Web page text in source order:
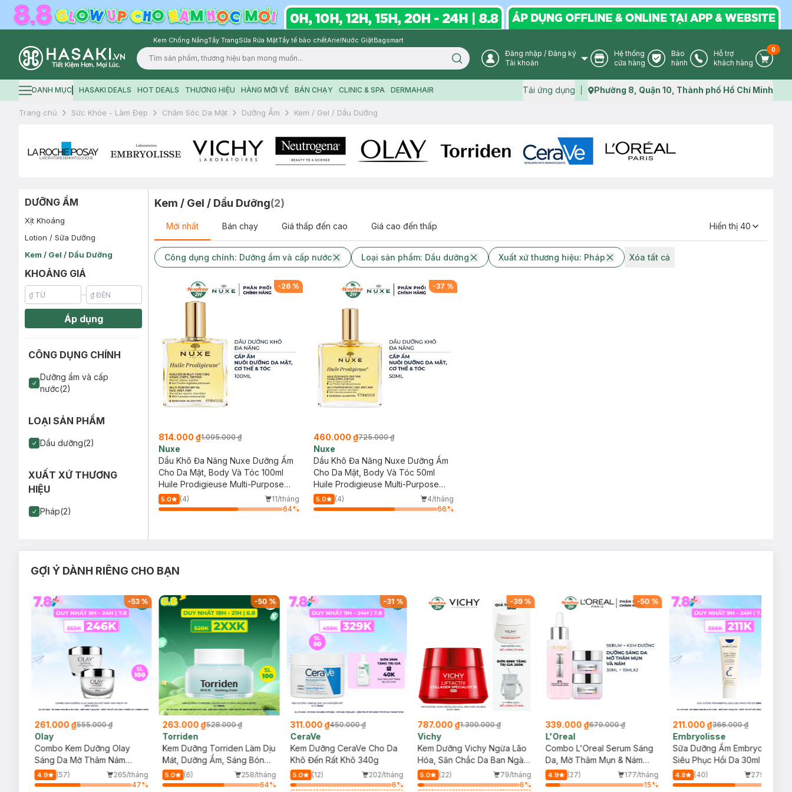
Kem Chống NắngTẩy TrangSữa Rửa MặtTẩy tế bào chếtArielNước GiặtBagsmart
Logo
Search icon User Icon
Đăng nhập / Đăng ký
Tài khoản
Store Icon
Hệ thống
cửa hàng
Warranty Icon
Bảo
hành
Phone Icon
Hỗ trợ
khách hàng
Cart
0
Hamburger icon
DANH MỤC HASAKI DEALS HOT DEALS THƯƠNG HIỆU HÀNG MỚI VỀ BÁN CHẠY CLINIC & SPA DERMAHAIR Tải ứng dụng Map icon
Phường 8, Quận 10, Thành phố Hồ Chí Minh
Trang chủ Sức Khỏe - Làm Đẹp Chăm Sóc Da Mặt Dưỡng Ẩm Kem / Gel / Dầu Dưỡng
DƯỠNG ẨM
Xịt Khoáng
Lotion / Sữa Dưỡng
Kem / Gel / Dầu Dưỡng
KHOẢNG GIÁ
Áp dụng
CÔNG DỤNG CHÍNH
Dưỡng ẩm và cấp
nước(2)
LOẠI SẢN PHẨM
Dầu dưỡng(2)
XUẤT XỨ THƯƠNG
HIỆU
Pháp(2)
Kem / Gel / Dầu Dưỡng(2)
Mới nhất Bán chạy Giá thấp đến cao Giá cao đến thấp Hiển thị 40
Công dụng chính: Dưỡng ẩm và cấp nước Loại sản phẩm: Dầu dưỡng Xuất xứ thương hiệu: Pháp Xóa tất cả
-26%
814.000 ₫1.095.000 ₫
Nuxe
Dầu Khô Đa Năng Nuxe Dưỡng Ẩm
Cho Da Mặt, Body Và Tóc 100ml
Huile Prodigieuse Multi-Purpose
Dry Oil
5.0 (4)
11/tháng
64%
-37 %
460.000 ₫725.000 ₫
Nuxe
Dầu Khô Đa Năng Nuxe Dưỡng Ẩm
Cho Da Mặt, Body Và Tóc 50ml
Huile Prodigieuse Multi-Purpose
Dry Oil
5.0 (4)
4/tháng
66%
GỢI Ý DÀNH RIÊNG CHO BẠN
-53%
261.000 ₫555.000 ₫
Olay
Combo Kem Dưỡng Olay
Sáng Da Mờ Thâm Nám
Ngày Và Đêm 50gx2
4.9 (57)
265/tháng
47%
-50 %
263.000 ₫528.000 ₫
Torriden
Kem Dưỡng Torriden Làm Dịu
Mát, Dưỡng Ẩm, Sáng Bóng
Da 100ml
5.0 (6)
258/tháng
64%
-31 %
311.000 ₫450.000 ₫
CeraVe
Kem Dưỡng CeraVe Cho Da
Khô Đến Rất Khô 340g
5.0 (12)
202/tháng
6%
-39%
787.000 ₫1.300.000 ₫
Vichy
Kem Dưỡng Vichy Ngừa Lão
Hóa, Săn Chắc Da Ban Ngày
50ml
5.0 (22)
79/tháng
6%
-50 %
339.000 ₫679.000 ₫
L'Oreal
Combo L'Oreal Serum Sáng
Da, Mờ Thâm Mụn & Nám
30ml + 2 Kem Dưỡng Mờ
Thâm Nám Ban Ngày 15ml
4.9 (27)
177/tháng
15%
211.000 ₫366.000 ₫
Embryolisse
Sữa Dưỡng Ẩm Embryolisse
Siêu Phục Hồi Da 30ml
4.8 (40)
279/tháng